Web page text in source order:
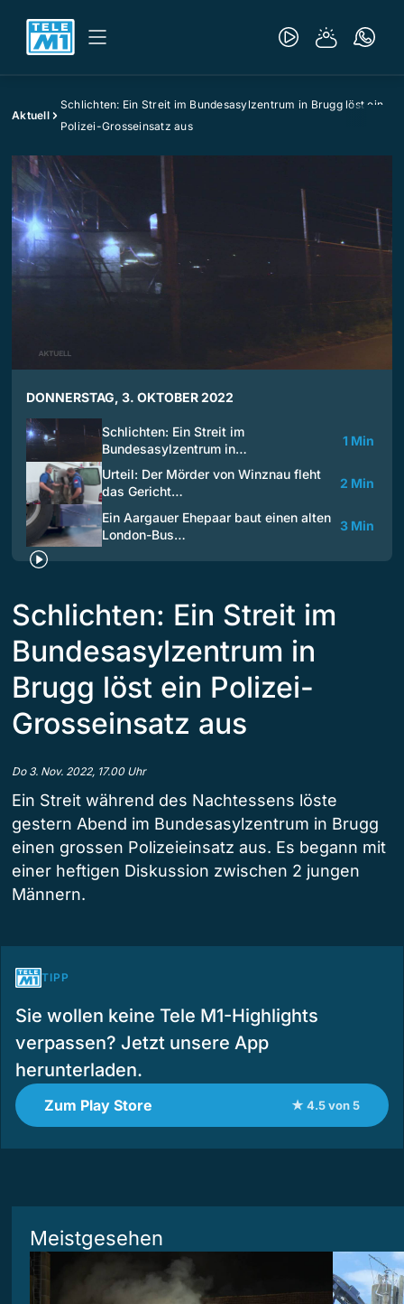
Aktuell
Schlichten: Ein Streit im Bundesasylzentrum in Brugg löst ein
Polizei-Grosseinsatz aus
DONNERSTAG, 3. OKTOBER 2022
Schlichten: Ein Streit im
Bundesasylzentrum in…
1 Min
Urteil: Der Mörder von Winznau fleht
das Gericht…
2 Min
Ein Aargauer Ehepaar baut einen alten
London-Bus…
3 Min
Schlichten: Ein Streit im
Bundesasylzentrum in
Brugg löst ein Polizei-
Grosseinsatz aus
Do 3. Nov. 2022, 17.00 Uhr
Ein Streit während des Nachtessens löste
gestern Abend im Bundesasylzentrum in Brugg
einen grossen Polizeieinsatz aus. Es begann mit
einer heftigen Diskussion zwischen 2 jungen
Männern.
TIPP
Sie wollen keine Tele M1-Highlights
verpassen? Jetzt unsere App
herunterladen.
Zum Play Store ★ 4.5 von 5
Meistgesehen